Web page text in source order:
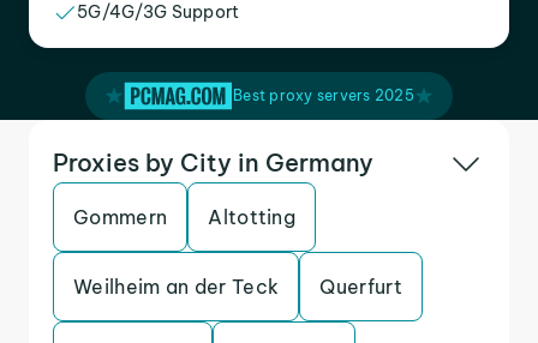
5G/4G/3G Support
Best proxy servers 2025
Proxies by City in Germany
Gommern Altotting
Weilheim an der Teck Querfurt